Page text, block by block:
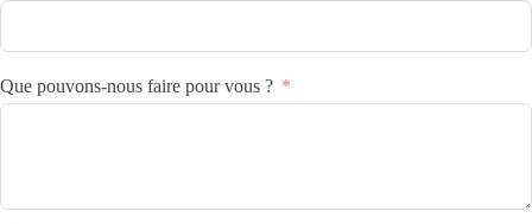
Que pouvons-nous faire pour vous ?